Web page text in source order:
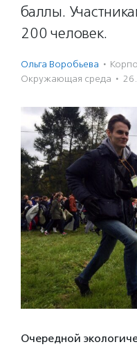
баллы.
200 человек.
Ольга Воробьева ·
Окружающая среда ·
Очередной